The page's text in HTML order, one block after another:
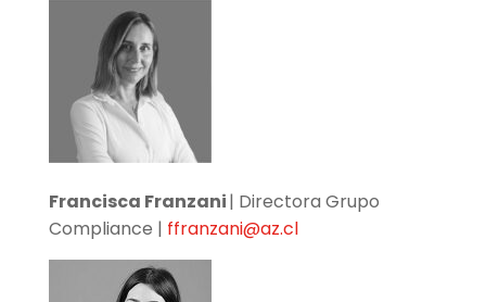
Francisca Franzani| Directora Grupo
Compliance | ffranzani@az.cl